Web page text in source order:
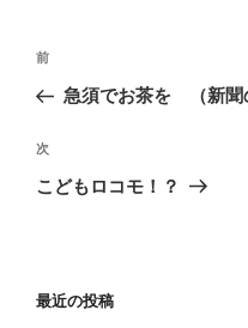
投
ナ
ビ
ゲ
ン
前
の
稿
前
急須でお茶を （新聞
次
の
次
こどもロコモ！？
最近の投稿